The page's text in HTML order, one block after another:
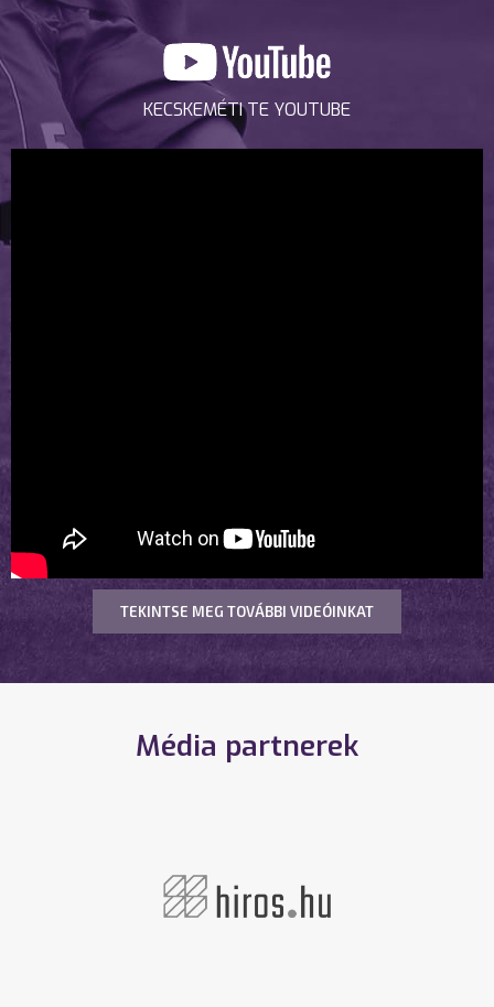
KECSKEMÉTI TE YOUTUBE
TEKINTSE MEG TOVÁBBI VIDEÓINKAT
Média partnerek